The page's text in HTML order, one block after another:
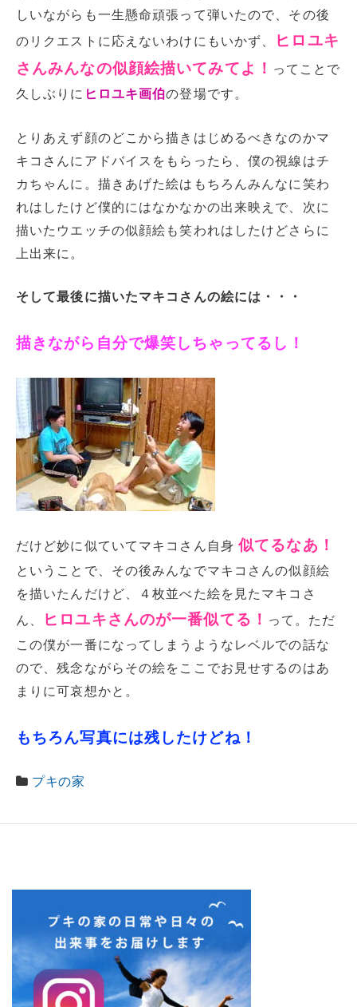
しいながらも一生懸命頑張って弾いたので、その後
のリクエストに応えないわけにもいかず、
ヒロユキ
さんみんなの似顔絵描いてみてよ！ ってことで
久しぶりに ヒロユキ画伯の登場です。
とりあえず顔のどこから描きはじめるべきなのかマ
キコさんにアドバイスをもらったら、僕の視線はチ
カちゃんに。描きあげた絵はもちろんみんなに笑わ
れはしたけど僕的にはなかなかの出来映えで、次に
描いたウエッチの似顔絵も笑われはしたけどさらに
上出来に。
そして最後に描いたマキコさんの絵には・・・
描きながら自分で爆笑しちゃってるし！
だけど妙に似ていてマキコさん自身似てるなあ！
ということで、その後みんなでマキコさんの似顔絵
を描いたんだけど、４枚並べた絵を見たマキコさ
ん、
ヒロユキさんのが一番似てる！ って。ただ
この僕が一番になってしまうようなレベルでの話な
ので、残念ながらその絵をここでお見せするのはあ
まりに可哀想かと。
もちろん写真には残したけどね！
プキの家